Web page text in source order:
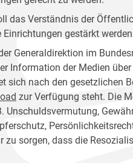
das Verständnis der
gestärkt
Generaldirektion im
Information der Medien
sich nach den gesetzlichen
zur Verfügung steht. Die
Unschuldsvermutung,
sorgen, dass die